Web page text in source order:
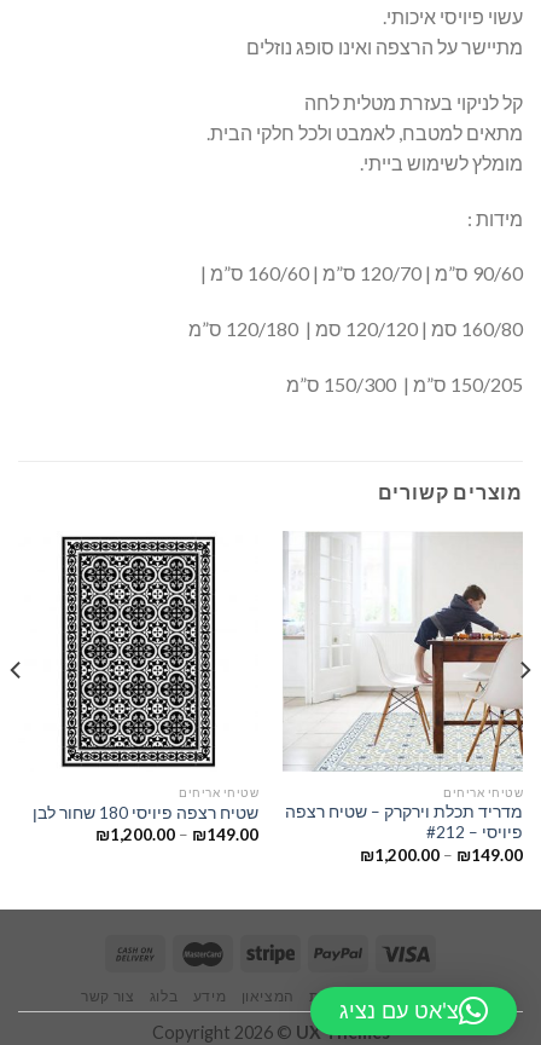
עשוי פיויסי איכותי.
מתיישר על הרצפה ואינו סופג נוזלים
קל לניקוי בעזרת מטלית לחה
מתאים למטבח, לאמבט ולכל חלקי הבית.
מומלץ לשימוש בייתי.
מידות :
90/60 ס”מ | 120/70 ס”מ | 160/60 ס”מ |
160/80 סמ | 120/120 סמ | 120/180 ס”מ
150/205 ס”מ | 150/300 ס”מ
מוצרים קשורים
שטיחי אריחים
מדריד תכלת וירקרק – שטיח רצפה
פיויסי – #212
₪149.00
–
₪1,200.00
שטיחי אריחים
שטיח רצפה פיויסי 180 שחור לבן
₪149.00
–
₪1,200.00
חנות המציאון מידע בלוג צור קשר
Copyright 2026 © UX Themes
צ'אט עם נציג